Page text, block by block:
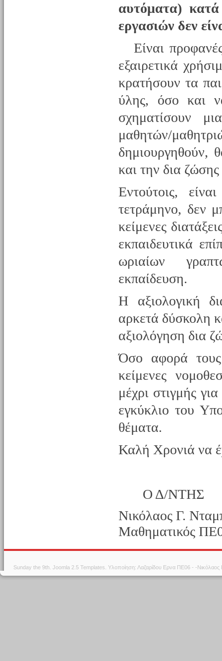
αυτόματα)
εργασιών δεν
Είναι
εξαιρετικά
κρατήσουν τα
ύλης, όσο και
σχηματίσουν
μαθητών/
δημιουργηθούν,
και την δια
Εντούτοις,
τετράμηνο, δεν
κείμενες
εκπαιδευτικά
ωριαίων
εκπαίδευση.
Η αξιολογική
αρκετά δύσκολη
αξιολόγηση δια
Όσο αφορά
κείμενες
μέχρι στιγμής
εγκύκλιο του
θέματα.
Καλή Χρονιά να
Ο Δ/ΝΤΗΣ
Νικόλαος Γ.
Μαθηματικός
Sunday the 9th.Joomla 2.5 Templates . Υλοποίηση: Λαζαρίδου Ερνα ΠΕ06 - -